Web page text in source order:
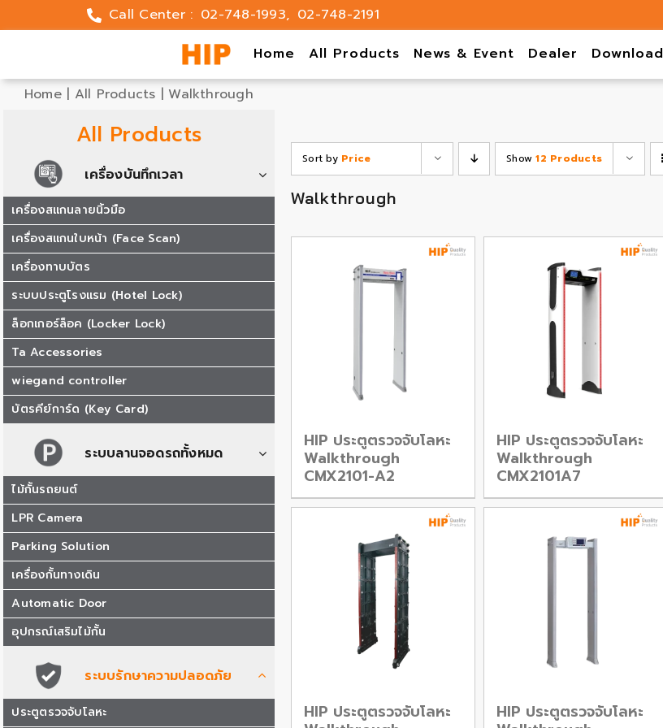
to
Call Center : 02-748-1993, 02-748-2191
Home
All Products News & Event Dealer Download
Home| All Products | Walkthrough
All Products
เครื่องบันทึกเวลา
เครื่องสแกนลายนิ้วมือ
เครื่องสแกนใบหน้า (Face Scan)
เครื่องทาบบัตร
ระบบประตูโรงแรม (Hotel Lock)
ล็อกเกอร์ล็อค (Locker Lock)
Ta Accessories
wiegand controller
บัตรคีย์การ์ด (Key Card)
ระบบลานจอดรถทั้งหมด
ไม้กั้นรถยนต์
LPR Camera
Parking Solution
เครื่องกั้นทางเดิน
Automatic Door
อุปกรณ์เสริมไม้กั้น
ระบบรักษาความปลอดภัย
ประตูตรวจจับโลหะ
Sort by Price Show12 Products
Walkthrough
HIP ประตูตรวจจับโลหะ
Walkthrough
CMX2101-A2
HIP ประตูตรวจจับโลหะ
Walkthrough
CMX2101A7
HIP ประตูตรวจจับโลหะ HIP ประตูตรวจจับโลหะ